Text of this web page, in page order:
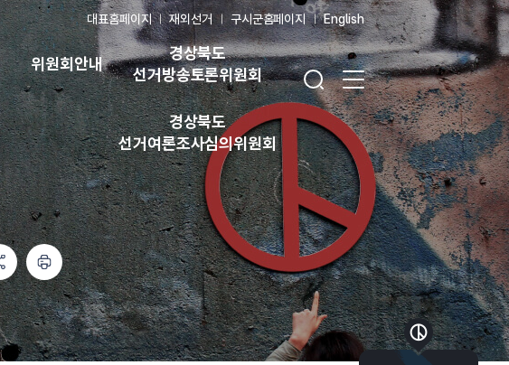
대표홈페이지 재외선거 구시군홈페이지 English
위원회안내
경상북도
선거방송토론위원회
경상북도
선거여론조사심의위원회
바로가기 목록 열기